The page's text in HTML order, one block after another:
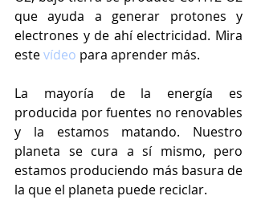
que ayuda a generar protones y
electrones y de ahí electricidad. Mira
este vídeo para aprender más.
La mayoría de la energía es
producida por fuentes no renovables
y la estamos matando. Nuestro
planeta se cura a sí mismo, pero
estamos produciendo más basura de
la que el planeta puede reciclar.